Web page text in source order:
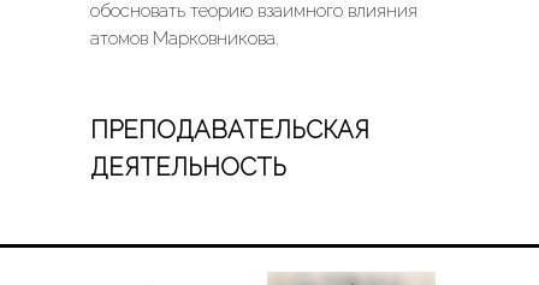
обосновать теорию взаимного влияния
атомов Марковникова.
ПРЕПОДАВАТЕЛЬСКАЯ
ДЕЯТЕЛЬНОСТЬ